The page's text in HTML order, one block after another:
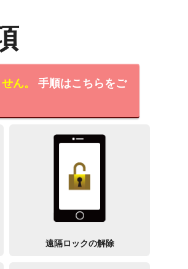
ん。 手順はこちらをご
遠隔ロックの解除